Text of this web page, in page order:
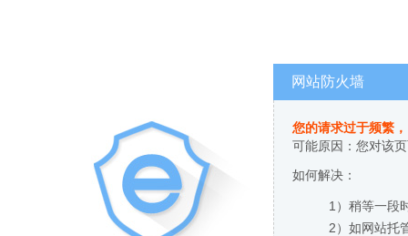
网站防火墙
您的请求过于频繁
可能原因：您对该
如何解决：
1）稍等一段
2）如网站托